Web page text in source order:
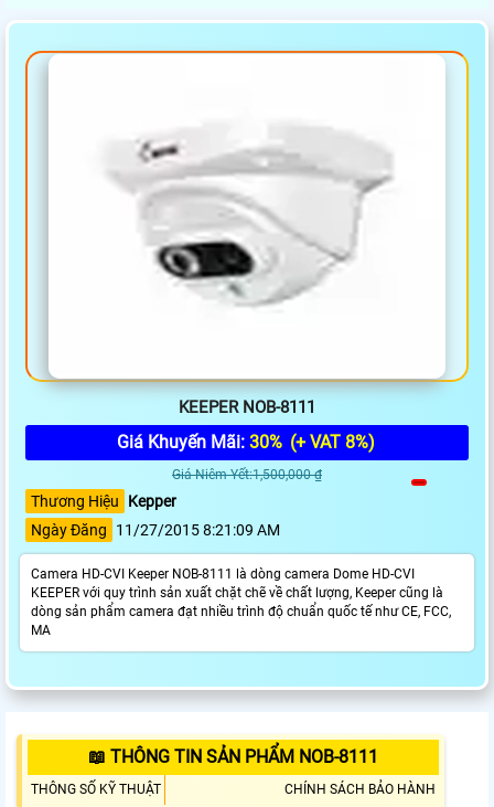
KEEPER NOB-8111
Giá Khuyến Mãi: 30% (+ VAT 8%)
Giá Niêm Yết:1,500,000 ₫
Thương Hiệu
Kepper
Ngày Đăng
11/27/2015 8:21:09 AM
Camera HD-CVI Keeper NOB-8111 là dòng camera Dome HD-CVI
KEEPER với quy trình sản xuất chặt chẽ về chất lượng, Keeper cũng là
dòng sản phẩm camera đạt nhiều trình độ chuẩn quốc tế như CE, FCC,
MA
📖 THÔNG TIN SẢN PHẨM NOB-8111
THÔNG SỐ KỸ THUẬT CHÍNH SÁCH BẢO HÀNH